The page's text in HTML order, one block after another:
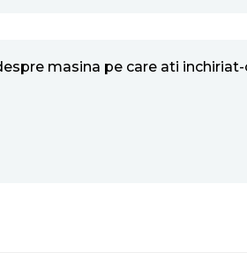
masina pe care ati inchiriat-